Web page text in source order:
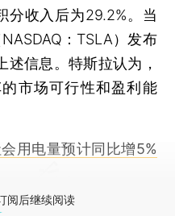
分收入后为29.2%。当
：TSLA）发布
述信息。特斯拉认为，
市场可行性和盈利能
用电量预计同比增5%
阅后继续阅读